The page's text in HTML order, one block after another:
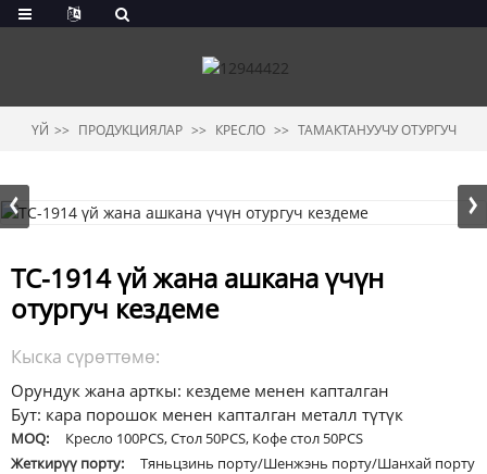
ҮЙ ПРОДУКЦИЯЛАР КРЕСЛО ТАМАКТАНУУЧУ ОТУРГУЧ
TC-1914 үй жана ашкана үчүн
отургуч кездеме
Кыска сүрөттөмө:
Орундук жана арткы: кездеме менен капталган
Бут: кара порошок менен капталган металл түтүк
MOQ:
Кресло 100PCS, Стол 50PCS, Кофе стол 50PCS
Жеткирүү порту:
Тяньцзинь порту/Шенжэнь порту/Шанхай порту